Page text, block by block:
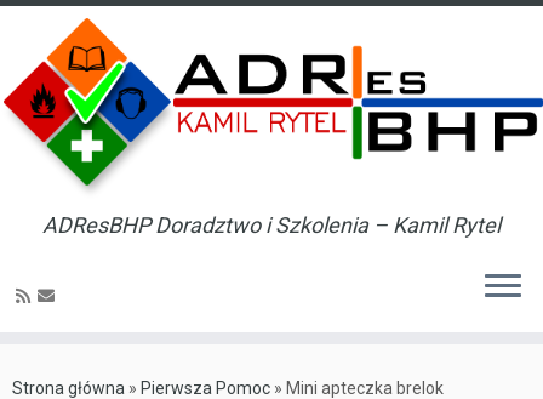
to
ADResBHP Doradztwo i Szkolenia – Kamil Rytel
Strona główna » Pierwsza Pomoc » Mini apteczka brelok